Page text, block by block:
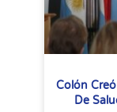
Colón
De